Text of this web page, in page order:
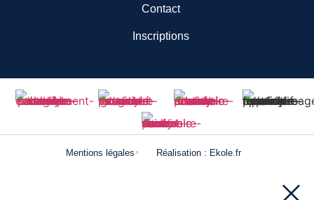
Contact
Inscriptions
Mentions légales Réalisation : Ekole.fr